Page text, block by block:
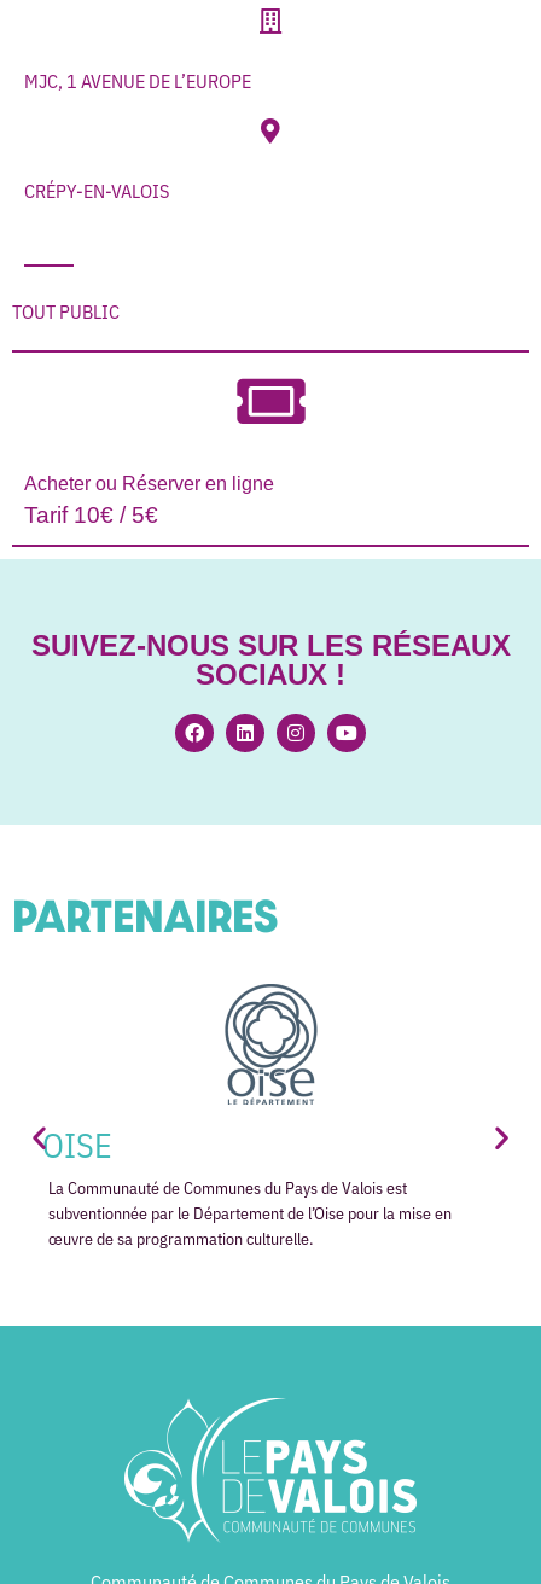
MJC, 1 AVENUE DE L’EUROPE
CRÉPY-EN-VALOIS
TOUT PUBLIC
Acheter ou Réserver en ligne
Tarif 10€ / 5€
SUIVEZ-NOUS SUR LES RÉSEAUX
SOCIAUX !
PARTENAIRES
OISE
La Communauté de Communes du Pays de Valois est
subventionnée par le Département de l’Oise pour la mise en
œuvre de sa programmation culturelle.